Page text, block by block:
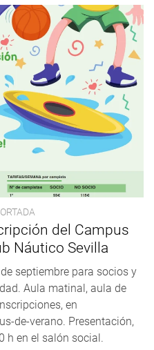
del Campus
Náutico Sevilla
septiembre para socios y
Aula matinal, aula de
en
de-verano. Presentación,
h en el salón social.